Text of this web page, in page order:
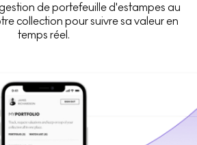
de portefeuille d'estampes au
collection pour suivre sa valeur en
temps réel.